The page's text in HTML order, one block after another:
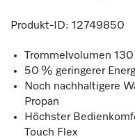
Produkt-ID: 12749850
Trommelvolumen
50 % geringerer
Noch nachhaltigere
Propan
Höchster
Touch Flex